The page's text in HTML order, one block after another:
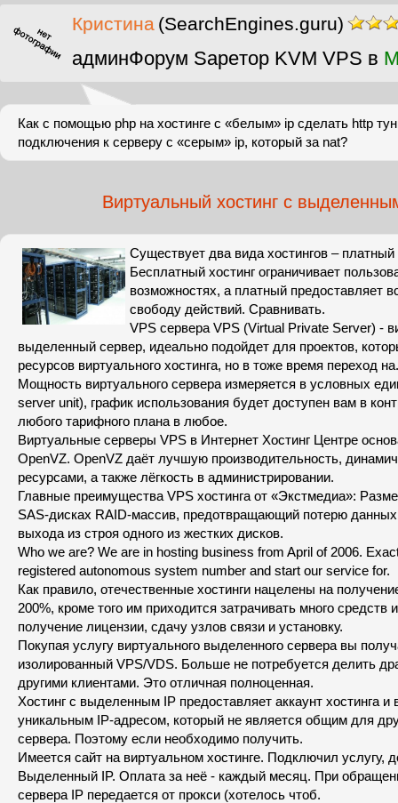
Кристина (SearchEngines.guru)
админФорум Sapeтор KVM VPS в
Как с помощью php на хостинге с «белым» ip сделать http
подключения к серверу с «серым» ip, который за nat?
Виртуальный хостинг с
Существует два вида хостингов –
Бесплатный хостинг ограничивает
возможностях, а платный предоставляет
свободу действий. Сравнивать.
VPS сервера VPS (Virtual Private Server) -
выделенный сервер, идеально подойдет для проектов,
ресурсов виртуального хостинга, но в тоже время переход на.
Мощность виртуального сервера измеряется в условных
server unit), график использования будет доступен вам в
любого тарифного плана в любое.
Виртуальные серверы VPS в Интернет Хостинг Центре
OpenVZ. OpenVZ даёт лучшую производительность,
ресурсами, а также лёгкость в администрировании.
Главные преимущества VPS хостинга от «Экстмедиа»:
SAS-дисках RAID-массив, предотвращающий потерю
выхода из строя одного из жестких дисков.
Who we are? We are in hosting business from April of 2006.
registered autonomous system number and start our service for.
Как правило, отечественные хостинги нацелены на
200%, кроме того им приходится затрачивать много средств
получение лицензии, сдачу узлов связи и установку.
Покупая услугу виртуального выделенного сервера вы
изолированный VPS/VDS. Больше не потребуется делить
другими клиентами. Это отличная полноценная.
Хостинг с выделенным IP предоставляет аккаунт хостинга и
уникальным IP-адресом, который не является общим для
сервера. Поэтому если необходимо получить.
Имеется сайт на виртуальном хостинге. Подключил услугу,
Выделенный IP. Оплата за неё - каждый месяц. При
сервера IP передается от прокси (хотелось чтоб.